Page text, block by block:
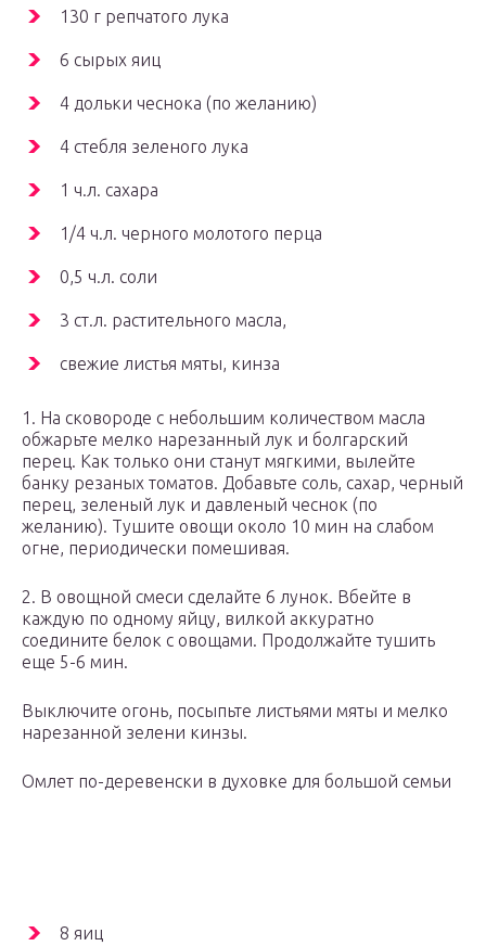
130 г репчатого лука
6 сырых яиц
4 дольки чеснока (по желанию)
4 стебля зеленого лука
1 ч.л. сахара
1/4 ч.л. черного молотого перца
0,5 ч.л. соли
3 ст.л. растительного масла,
свежие листья мяты, кинза
1. На сковороде с небольшим количеством масла
обжарьте мелко нарезанный лук и болгарский
перец. Как только они станут мягкими, вылейте
банку резаных томатов. Добавьте соль, сахар, черный
перец, зеленый лук и давленый чеснок (по
желанию). Тушите овощи около 10 мин на слабом
огне, периодически помешивая.
2. В овощной смеси сделайте 6 лунок. Вбейте в
каждую по одному яйцу, вилкой аккуратно
соедините белок с овощами. Продолжайте тушить
еще 5-6 мин.
Выключите огонь, посыпьте листьями мяты и мелко
нарезанной зелени кинзы.
Омлет по-деревенски в духовке для большой семьи
8 яиц